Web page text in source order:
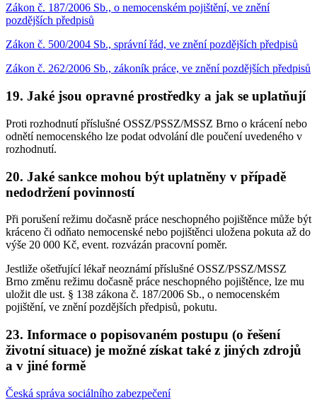
Zákon č. 187/2006 Sb., o nemocenském pojištění, ve znění
pozdějších předpisů
Zákon č. 500/2004 Sb., správní řád, ve znění pozdějších předpisů
Zákon č. 262/2006 Sb., zákoník práce, ve znění pozdějších předpisů
19. Jaké jsou opravné prostředky a jak se uplatňují
Proti rozhodnutí příslušné OSSZ/PSSZ/MSSZ Brno o krácení nebo
odnětí nemocenského lze podat odvolání dle poučení uvedeného v
rozhodnutí.
20. Jaké sankce mohou být uplatněny v případě
nedodržení povinností
Při porušení režimu dočasně práce neschopného pojištěnce může být
kráceno či odňato nemocenské nebo pojištěnci uložena pokuta až do
výše 20 000 Kč, event. rozvázán pracovní poměr.
Jestliže ošetřující lékař neoznámí příslušné OSSZ/PSSZ/MSSZ
Brno změnu režimu dočasně práce neschopného pojištěnce, lze mu
uložit dle ust. § 138 zákona č. 187/2006 Sb., o nemocenském
pojištění, ve znění pozdějších předpisů, pokutu.
23. Informace o popisovaném postupu (o řešení
životní situace) je možné získat také z jiných zdrojů
a v jiné formě
Česká správa sociálního zabezpečení